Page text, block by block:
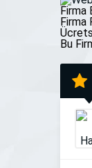
Firma
Firma
Bu